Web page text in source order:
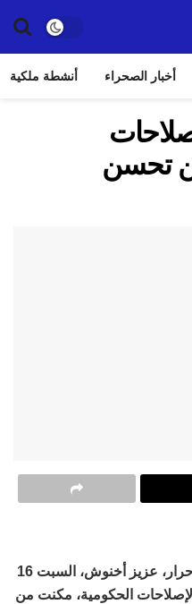
أخبار الصحراء أنشطة ملكية
تحسن
أكد رئيس حزب التجمع الوطني للأحرار، عزيز أخنوش، السبت 16
وجاهة الإصلاحات الحكومية، مكنت من